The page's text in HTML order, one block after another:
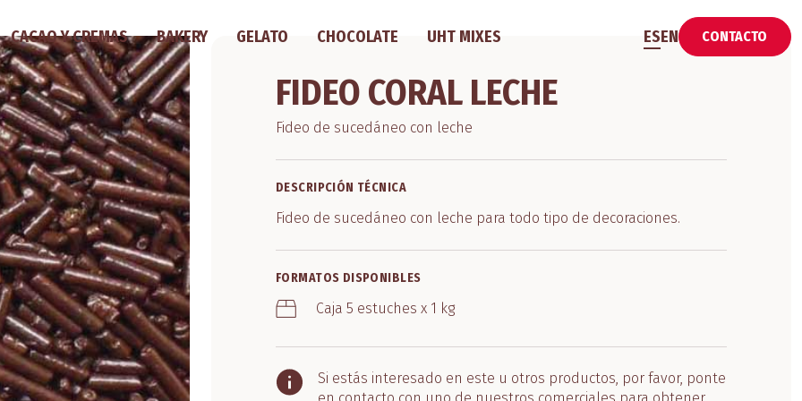
CACAO Y CREMAS BAKERY GELATO CHOCOLATE UHT MIXES ESEN CONTACTO
FIDEO CORAL LECHE
Fideo de sucedáneo con leche
DESCRIPCIÓN TÉCNICA
Fideo de sucedáneo con leche para todo tipo de decoraciones.
FORMATOS DISPONIBLES
Caja 5 estuches x 1 kg
Si estás interesado en este u otros productos, por favor, ponte